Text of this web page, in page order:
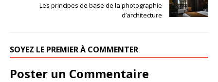
Les principes de base de la photographie
d’architecture
SOYEZ LE PREMIER À COMMENTER
Poster un Commentaire